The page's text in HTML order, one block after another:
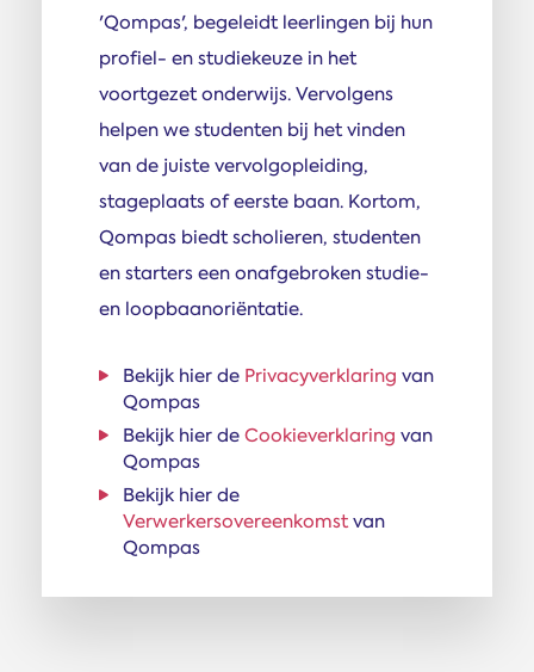
'Qompas', begeleidt leerlingen bij hun
profiel- en studiekeuze in het
voortgezet onderwijs. Vervolgens
helpen we studenten bij het vinden
van de juiste vervolgopleiding,
stageplaats of eerste baan. Kortom,
Qompas biedt scholieren, studenten
en starters een onafgebroken studie-
en loopbaanoriëntatie.
Bekijk hier de Privacyverklaring van
Qompas
Bekijk hier de Cookieverklaring van
Qompas
Bekijk hier de
Verwerkersovereenkomstvan
Qompas